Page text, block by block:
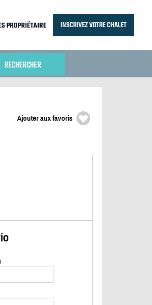
PROPRIÉTAIRE INSCRIVEZ VOTRE CHALET
Ajouter aux favoris